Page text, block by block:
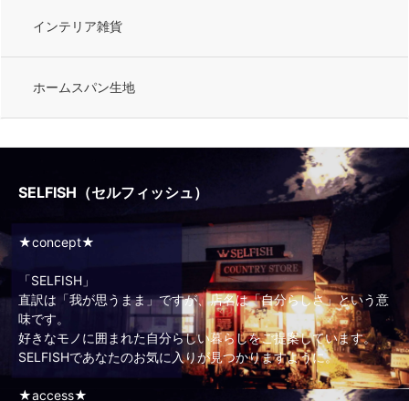
インテリア雑貨
ホームスパン生地
SELFISH（セルフィッシュ）
★concept★
「SELFISH」
直訳は「我が思うまま」ですが、店名は「自分らしさ」という意
味です。
好きなモノに囲まれた自分らしい暮らしをご提案しています。
SELFISHであなたのお気に入りが見つかりますように。
★access★